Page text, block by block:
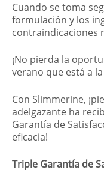
Cuando se toma
formulación y los
contraindicaciones
¡No pierda la
verano que está a
Con Slimmerine,
adelgazante ha
Garantía de
eficacia!
Triple Garantía de